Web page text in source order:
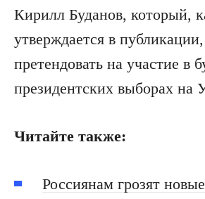
Кирилл Буданов, который,
утверждается в
претендовать на участие в
президентских выборах на
Читайте также:
Россиянам грозят